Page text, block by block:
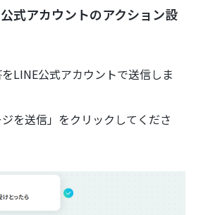
式アカウントのアクション設
LINE公式アカウントで送信しま
ジを送信」をクリックしてくださ